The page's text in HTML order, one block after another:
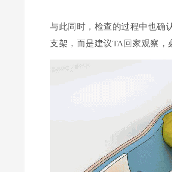
与此同时，检查的过程中也确
支架，而是建议TA回家观察，